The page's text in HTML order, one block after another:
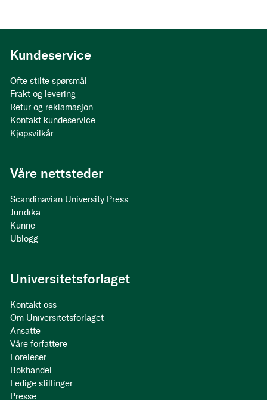
Kundeservice
Ofte stilte spørsmål
Frakt og levering
Retur og reklamasjon
Kontakt kundeservice
Kjøpsvilkår
Våre nettsteder
Scandinavian University Press
Juridika
Kunne
Ublogg
Universitetsforlaget
Kontakt oss
Om Universitetsforlaget
Ansatte
Våre forfattere
Foreleser
Bokhandel
Ledige stillinger
Presse